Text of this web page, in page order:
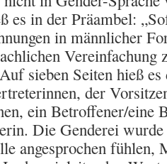
es in der Präambel:
in männlicher
Vereinfachung
sieben Seiten hieß es
der
ein Betroffener/eine
Die Genderei
angesprochen fühlen,